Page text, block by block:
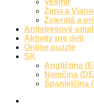
Vesmír
Zima a
Zvieratá a
Antistresové
Aktivity pre deti
Online puzzle
SK
Angličtina
Nemčina
Španielčina